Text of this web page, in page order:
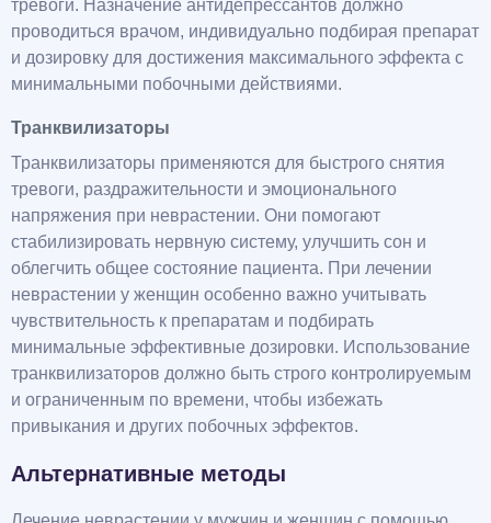
тревоги. Назначение антидепрессантов должно
проводиться врачом, индивидуально подбирая препарат
и дозировку для достижения максимального эффекта с
минимальными побочными действиями.
Транквилизаторы
Транквилизаторы применяются для быстрого снятия
тревоги, раздражительности и эмоционального
напряжения при неврастении. Они помогают
стабилизировать нервную систему, улучшить сон и
облегчить общее состояние пациента. При лечении
неврастении у женщин особенно важно учитывать
чувствительность к препаратам и подбирать
минимальные эффективные дозировки. Использование
транквилизаторов должно быть строго контролируемым
и ограниченным по времени, чтобы избежать
привыкания и других побочных эффектов.
Альтернативные методы